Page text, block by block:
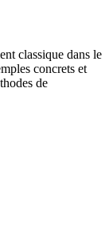
classique dans le
concrets et
de